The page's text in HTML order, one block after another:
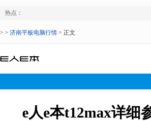
热点：
> > 济南平板电脑行情 > 正文
e人e本t12max详细